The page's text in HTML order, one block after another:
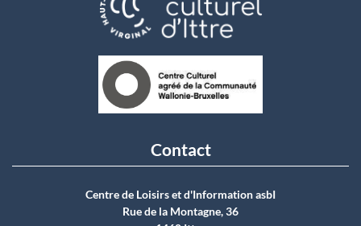
Contact
Centre de Loisirs et d'Information asbI
Rue de la Montagne, 36